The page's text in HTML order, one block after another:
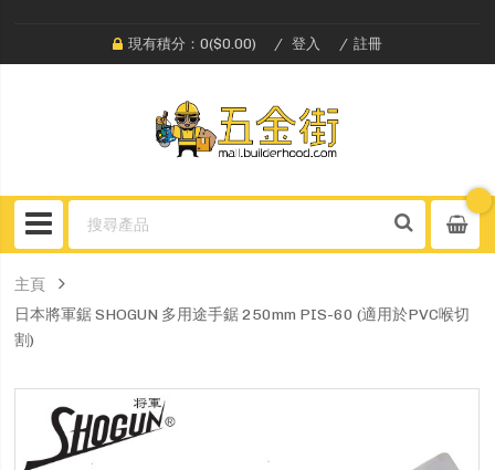
現有積分：0($0.00) 登入 註冊
主頁
日本將軍鋸 SHOGUN 多用途手鋸 250mm PIS-60 (適用於PVC喉切
割)